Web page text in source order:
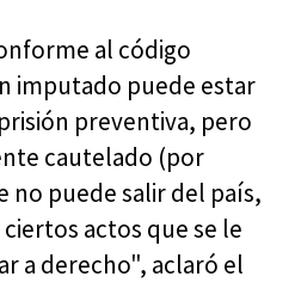
al código
imputado puede estar
preventiva, pero
cautelado (por
no puede salir del país,
actos que se le
a derecho", aclaró el